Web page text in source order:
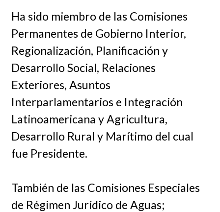
Ha sido miembro de las Comisiones
Permanentes de Gobierno Interior,
Regionalización, Planificación y
Desarrollo Social, Relaciones
Exteriores, Asuntos
Interparlamentarios e Integración
Latinoamericana y Agricultura,
Desarrollo Rural y Marítimo del cual
fue Presidente.
También de las Comisiones Especiales
de Régimen Jurídico de Aguas;